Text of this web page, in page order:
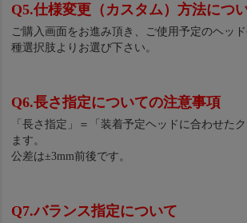
Q5.仕様変更（カスタム）方法につ
ご購入画面をお進み頂き、ご使用予定のヘッ
種選択肢よりお選び下さい。
Q6.長さ指定についての注意事項
「長さ指定」＝「装着予定ヘッドに合わせた
ます。
公差は±3mm前後です。
Q7.バランス指定について